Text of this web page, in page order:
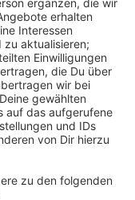
ist eine
Mütze"
dem
am
Orten in
bis zu drei Tage
muss das Rad